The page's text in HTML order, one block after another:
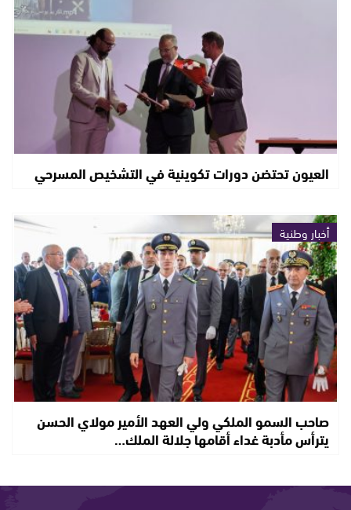
العيون تحتضن دورات تكوينية في التشخيص المسرحي
أخبار وطنية
صاحب السمو الملكي ولي العهد الأمير مولاي الحسن
يترأس مأدبة غداء أقامها جلالة الملك…